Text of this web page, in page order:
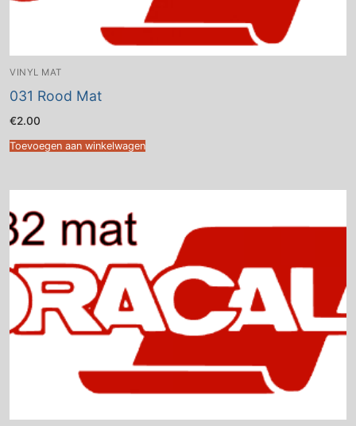
VINYL MAT
031 Rood Mat
€2.00
Toevoegen aan winkelwagen